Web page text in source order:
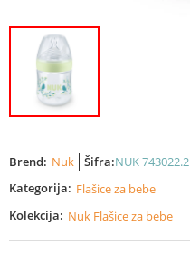
Brend: Nuk Šifra:NUK 743022.2
Kategorija: Flašice za bebe
Kolekcija: Nuk Flašice za bebe